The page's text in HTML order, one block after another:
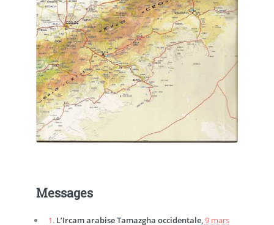
Messages
1. L’Ircam arabise Tamazgha occidentale,9 mars